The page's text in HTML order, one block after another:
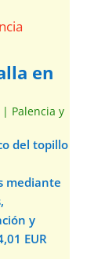
en
Palencia y
del topillo
mediante
y
EUR